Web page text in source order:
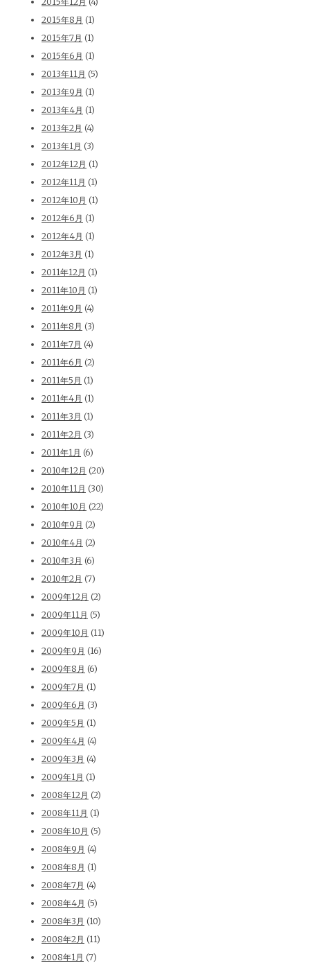
2015年8月 (1)
2015年7月 (1)
2015年6月 (1)
2013年11月 (5)
2013年9月 (1)
2013年4月 (1)
2013年2月 (4)
2013年1月 (3)
2012年12月 (1)
2012年11月 (1)
2012年10月 (1)
2012年6月 (1)
2012年4月 (1)
2012年3月 (1)
2011年12月 (1)
2011年10月 (1)
2011年9月 (4)
2011年8月 (3)
2011年7月 (4)
2011年6月 (2)
2011年5月 (1)
2011年4月 (1)
2011年3月 (1)
2011年2月 (3)
2011年1月 (6)
2010年12月 (20)
2010年11月 (30)
2010年10月 (22)
2010年9月 (2)
2010年4月 (2)
2010年3月 (6)
2010年2月 (7)
2009年12月 (2)
2009年11月 (5)
2009年10月 (11)
2009年9月 (16)
2009年8月 (6)
2009年7月 (1)
2009年6月 (3)
2009年5月 (1)
2009年4月 (4)
2009年3月 (4)
2009年1月 (1)
2008年12月 (2)
2008年11月 (1)
2008年10月 (5)
2008年9月 (4)
2008年8月 (1)
2008年7月 (4)
2008年4月 (5)
2008年3月 (10)
2008年2月 (11)
2008年1月 (7)